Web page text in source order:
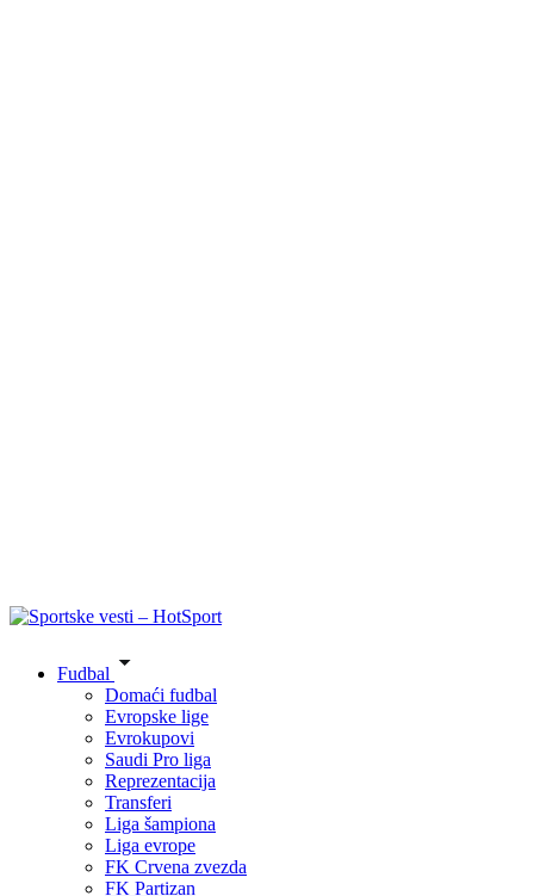
Fudbal
Domaći fudbal
Evropske lige
Evrokupovi
Saudi Pro liga
Reprezentacija
Transferi
Liga šampiona
Liga evrope
FK Crvena zvezda
FK Partizan